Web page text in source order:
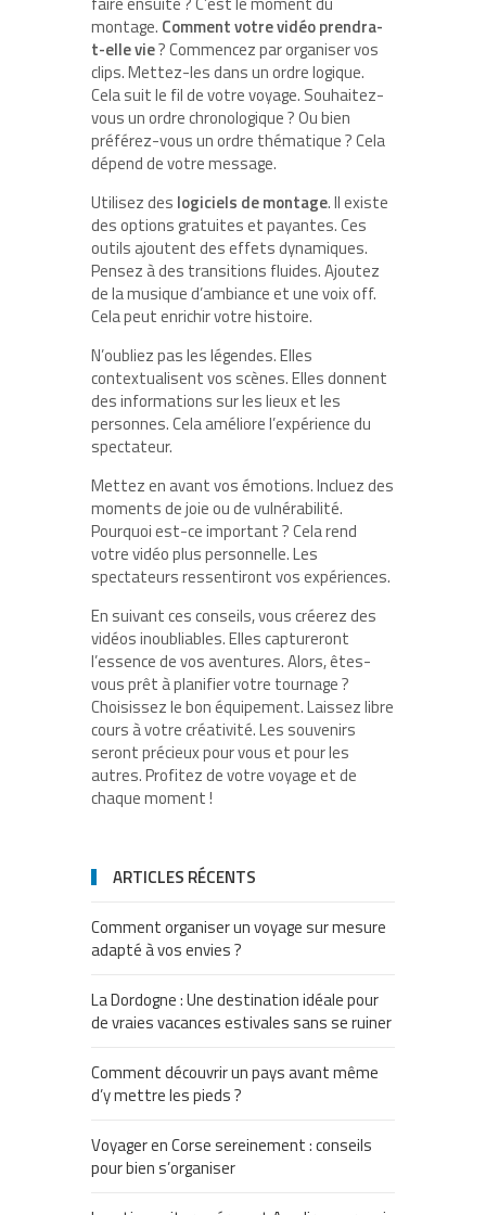
montage. Comment votre vidéo prendra-
t-elle vie? Commencez par organiser vos
clips. Mettez-les dans un ordre logique.
Cela suit le fil de votre voyage. Souhaitez-
vous un ordre chronologique ? Ou bien
préférez-vous un ordre thématique ? Cela
dépend de votre message.
Utilisez des logiciels de montage. Il existe
des options gratuites et payantes. Ces
outils ajoutent des effets dynamiques.
Pensez à des transitions fluides. Ajoutez
de la musique d’ambiance et une voix off.
Cela peut enrichir votre histoire.
N’oubliez pas les légendes. Elles
contextualisent vos scènes. Elles donnent
des informations sur les lieux et les
personnes. Cela améliore l’expérience du
spectateur.
Mettez en avant vos émotions. Incluez des
moments de joie ou de vulnérabilité.
Pourquoi est-ce important ? Cela rend
votre vidéo plus personnelle. Les
spectateurs ressentiront vos expériences.
En suivant ces conseils, vous créerez des
vidéos inoubliables. Elles captureront
l’essence de vos aventures. Alors, êtes-
vous prêt à planifier votre tournage ?
Choisissez le bon équipement. Laissez libre
cours à votre créativité. Les souvenirs
seront précieux pour vous et pour les
autres. Profitez de votre voyage et de
chaque moment !
ARTICLES RÉCENTS
Comment organiser un voyage sur mesure
adapté à vos envies ?
La Dordogne : Une destination idéale pour
de vraies vacances estivales sans se ruiner
Comment découvrir un pays avant même
d’y mettre les pieds ?
Voyager en Corse sereinement : conseils
pour bien s’organiser